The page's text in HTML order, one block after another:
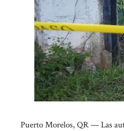
Puerto Morelos, QR — Las